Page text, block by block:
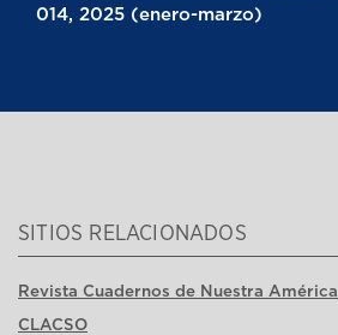
014, 2025 (enero-marzo)
SITIOS RELACIONADOS
Revista Cuadernos de Nuestra América
CLACSO